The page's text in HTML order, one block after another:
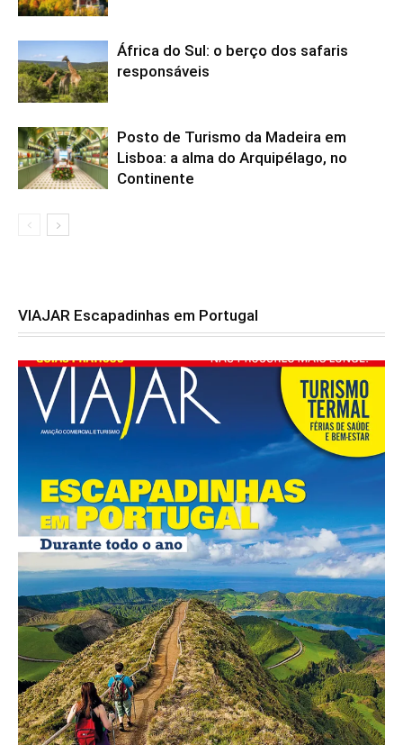
África do Sul: o berço dos safaris
responsáveis
Posto de Turismo da Madeira em
Lisboa: a alma do Arquipélago, no
Continente
VIAJAR Escapadinhas em Portugal